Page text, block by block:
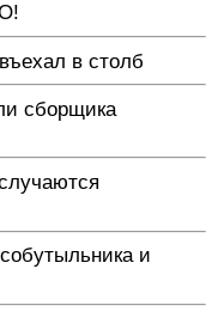
в столб
сборщика
и